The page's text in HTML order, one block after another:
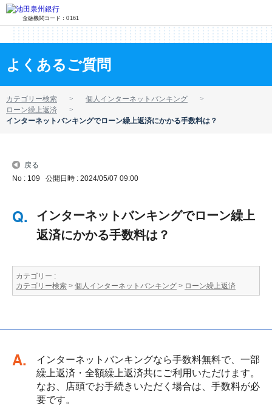
金融機関コード：0161
よくあるご質問
カテゴリー検索
個人インターネットバンキング
ローン繰上返済
インターネットバンキングでローン繰上返済にかかる手数料は？
戻る
No : 109 公開日時 : 2024/05/07 09:00
インターネットバンキングでローン繰上
返済にかかる手数料は？
カテゴリー :
カテゴリー検索 > 個人インターネットバンキング > ローン繰上返済
回答
インターネットバンキングなら手数料無料で、一部
繰上返済・全額繰上返済共にご利用いただけます。
なお、店頭でお手続きいただく場合は、手数料が必
要です。